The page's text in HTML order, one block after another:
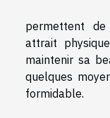
permettent
attrait
maintenir sa
quelques
formidable.